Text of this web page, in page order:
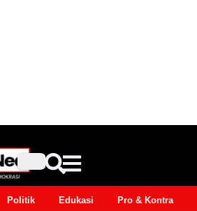
Politik Edukasi Pro & Kontra